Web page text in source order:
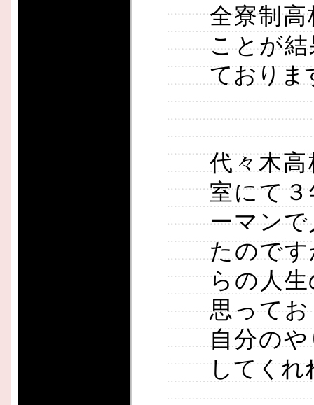
全寮制
ことが
ておりま
代々木
室にて
ーマン
たので
らの人
思って
自分の
してくれ